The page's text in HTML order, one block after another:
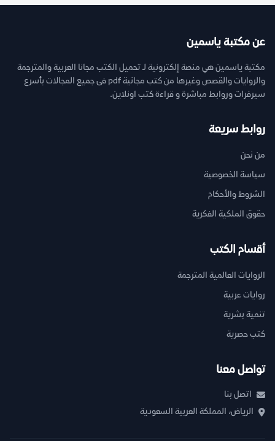
عن مكتبة ياسمين
مكتبة ياسمين هي منصة إلكترونية لـ تحميل الكتب مجانا العربية والمترجمة
والروايات والقصص وغيرها من كتب مجانية pdf فى جميع المجالات بأسرع
سيرفرات وروابط مباشرة و قراءة كتب اونلاين.
روابط سريعة
من نحن
سياسة الخصوصية
الشروط والأحكام
حقوق الملكية الفكرية
أقسام الكتب
الروايات العالمية المترجمة
روايات عربية
تنمية بشرية
كتب حصرية
تواصل معنا
اتصل بنا
الرياض، المملكة العربية السعودية